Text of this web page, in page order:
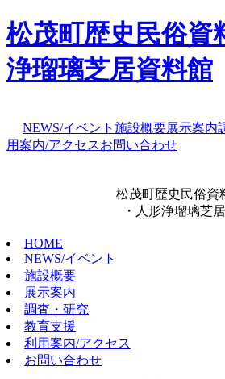
松茂町歴史民俗資
浄瑠璃芝居資料館
NEWS/イベント 施設概要展示案内
用案内/アクセスお問い合わせ
松茂町歴史民俗資
・人形浄瑠璃芝
HOME
NEWS/イベント
施設概要
展示案内
調査・研究
教育支援
利用案内/アクセス
お問い合わせ